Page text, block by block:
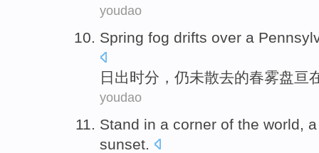
youdao
Spring fog drifts over a
日出时分，仍未散去的春雾盘亘
youdao
Stand in a corner of the world, a
sunset.